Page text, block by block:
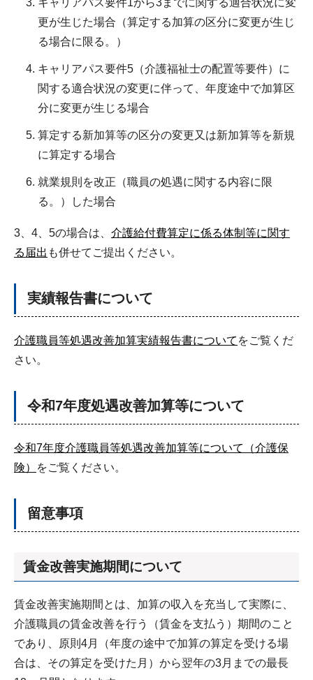
キャリアパス要件1から3までに関する適合状況に変
更が生じた場合（算定する加算の区分に変更が生じ
る場合に限る。）
キャリアパス要件5（介護福祉士の配置等要件）に
関する適合状況の変更に伴って、年度途中で加算区
分に変更が生じる場合
算定する新加算等の区分の変更又は新加算等を新規
に算定する場合
就業規則を改正（職員の処遇に関する内容に限
る。）した場合
3、4、5の場合は、 介護給付費算定に係る体制等に関す
る届出 も併せてご提出ください。
実績報告書について
介護職員等処遇改善加算実績報告書について をご覧くだ
さい。
令和7年度処遇改善加算等について
令和7年度介護職員等処遇改善加算等について（介護保
険）
をご覧ください。
留意事項
賃金改善実施期間について
賃金改善実施期間とは、加算の収入を充当して実際に、
介護職員の賃金改善を行う（賃金を支払う）期間のこと
であり、原則4月（年度の途中で加算の算定を受ける場
合は、その算定を受けた月）から翌年の3月までの最長